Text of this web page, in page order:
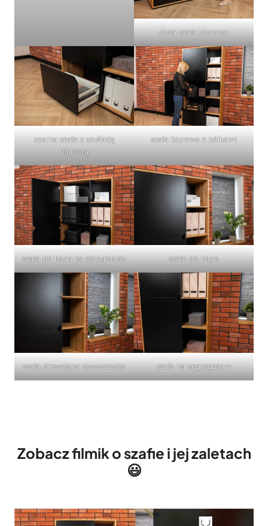
duża szafa biurowa
czarna szafa z szufladą
biurową
szafa biurowa z półkami
szafa do biura na dokumenty szafa do biura
szafa drewniana nowoczesna szafa na segregatory
Zobacz filmik o szafie i jej zaletach
😃